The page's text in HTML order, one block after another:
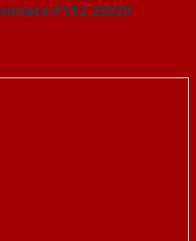
P1R2 23029